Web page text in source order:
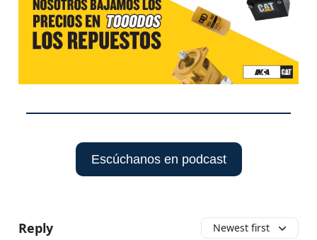
Escúchanos en podcast
Reply Newest first